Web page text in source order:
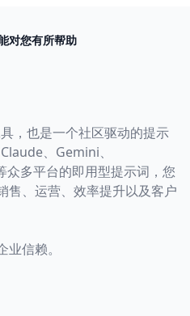
对您有所帮助
，也是一个社区驱动的提示
、Gemini、
多平台的即用型提示词，您
售、运营、效率提升以及客户
信赖。